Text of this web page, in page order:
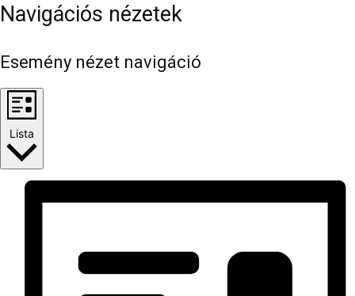
Navigációs nézetek
Esemény nézet navigáció
Lista